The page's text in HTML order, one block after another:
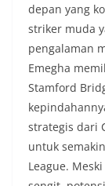
depan yang
striker muda
pengalaman
Emegha
Stamford
strategis dari
untuk
League.